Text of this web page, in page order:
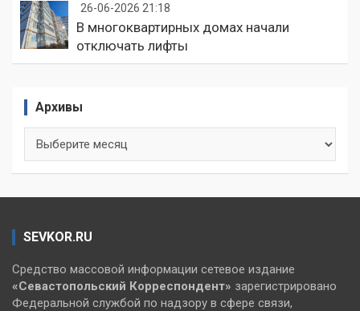
26-06-2026 21:18
В многоквартирных домах начали
отключать лифты
Архивы
SEVKOR.RU
Средство массовой информации сетевое издание
«Севастопольский Корреспондент» зарегистрировано
Федеральной службой по надзору в сфере связи,